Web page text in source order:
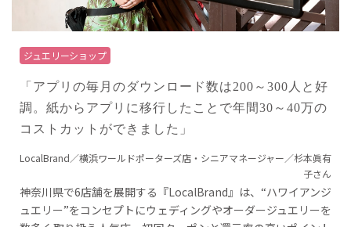
ジュエリーショップ
「アプリの毎月のダウンロード数は200～300人と好
調。紙からアプリに移行したことで年間30～40万の
コストカットができました」
LocalBrand／横浜ワールドポーターズ店・シニアマネージャー／杉本眞有
子さん
神奈川県で6店舗を展開する『LocalBrand』は、“ハワイアンジ
ュエリー”をコンセプトにウェディングやオーダージュエリーを